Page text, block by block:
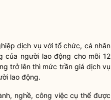
dịch vụ với tổ chức, cá nhân
người lao động cho mỗi 12
trở lên thì mức trần giá dịch vụ
lao động.
nghề, công việc cụ thể được